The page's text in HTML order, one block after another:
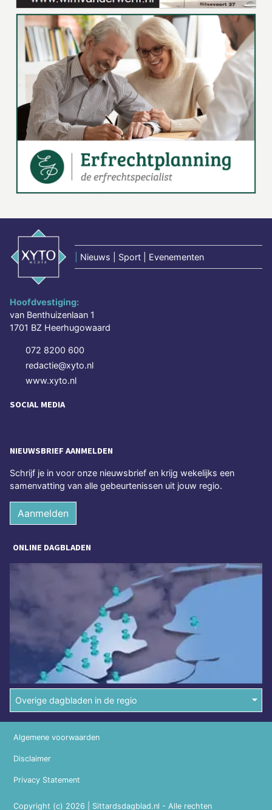
Nieuws | Sport | Evenementen
Hoofdvestiging:
van Benthuizenlaan 1
1701 BZ Heerhugowaard
072 8200 600
redactie@xyto.nl
www.xyto.nl
SOCIAL MEDIA
NIEUWSBRIEF AANMELDEN
Schrijf je in voor onze nieuwsbrief en krijg wekelijks een
samenvatting van alle gebeurtenissen uit jouw regio.
Aanmelden
ONLINE DAGBLADEN
Overige dagbladen in de regio
Copyright (c) 2026 | Sittardsdagblad.nl - Alle rechten
Algemene voorwaarden
Disclaimer
Privacy Statement